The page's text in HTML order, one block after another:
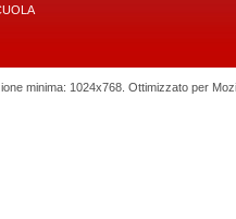
minima: 1024x768. Ottimizzato per